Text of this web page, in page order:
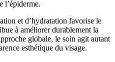
l’épiderme.
et d’hydratation favorise le
à améliorer durablement la
globale, le soin agit autant
esthétique du visage.